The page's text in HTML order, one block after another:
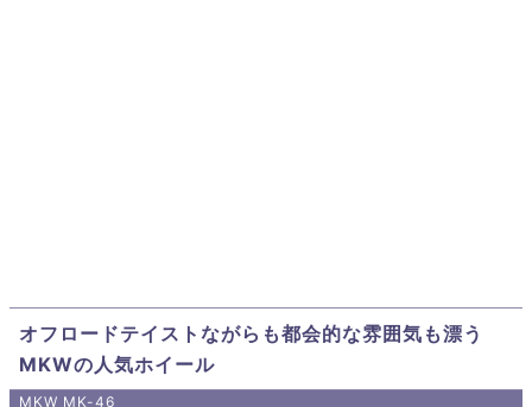
オフロードテイストながらも都会的な雰囲気も漂う
MKWの人気ホイール
MKW MK-46